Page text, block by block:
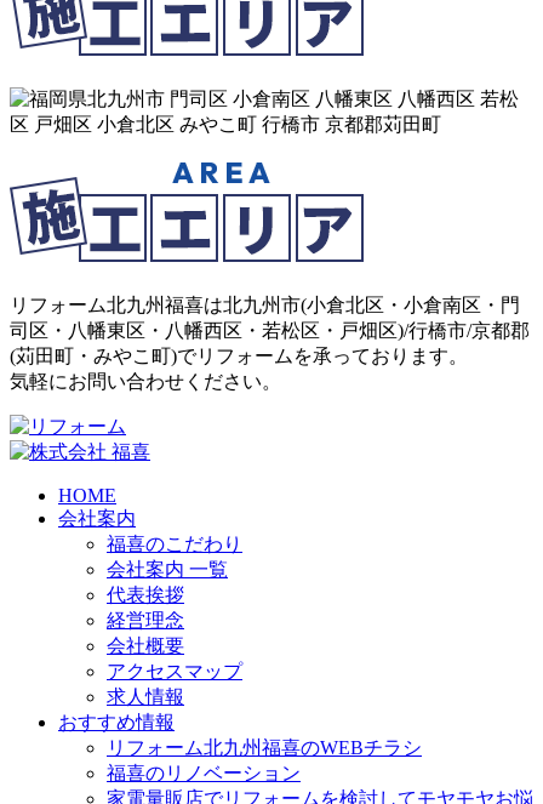
リフォーム北九州福喜は北九州市(小倉北区 ・ 小倉南区 ・ 門
司区 ・ 八幡東区 ・ 八幡西区 ・ 若松区 ・ 戸畑区)/行橋市/京都郡
(苅田町 ・ みやこ町)でリフォームを承っております。
気軽にお問い合わせください。
HOME
会社案内
福喜のこだわり
会社案内 一覧
代表挨拶
経営理念
会社概要
アクセスマップ
求人情報
おすすめ情報
リフォーム北九州福喜のWEBチラシ
福喜のリノベーション
家電量販店でリフォームを検討してモヤモヤお悩